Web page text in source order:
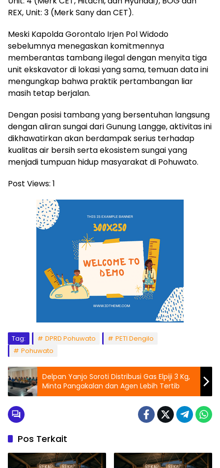
REX, Unit: 3 (Merk Sany dan CET).
Meski Kapolda Gorontalo Irjen Pol Widodo
sebelumnya menegaskan komitmennya
memberantas tambang ilegal dengan menyita tiga
unit ekskavator di lokasi yang sama, temuan data ini
mengungkap bahwa praktik pertambangan liar
masih tetap berjalan.
Dengan posisi tambang yang bersentuhan langsung
dengan aliran sungai dari Gunung Langge, aktivitas ini
dikhawatirkan akan berdampak serius terhadap
kualitas air bersih serta ekosistem sungai yang
menjadi tumpuan hidup masyarakat di Pohuwato.
Post Views: 1
Tag: DPRD Pohuwato
PETI Dengilo
Pohuwato
Delpan Yanjo Soroti Distribusi Gas Elpiji 3 Kg,
Minta Pangakalan dan Agen Lebih Tertib
Pos Terkait